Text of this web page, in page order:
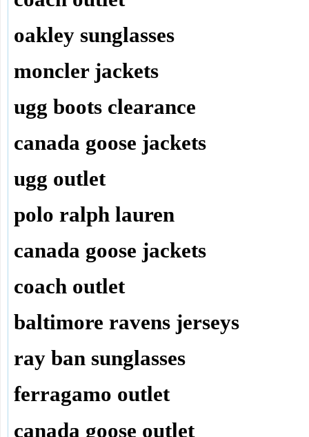
oakley sunglasses
moncler jackets
ugg boots clearance
canada goose jackets
ugg outlet
polo ralph lauren
canada goose jackets
coach outlet
baltimore ravens jerseys
ray ban sunglasses
ferragamo outlet
canada goose outlet